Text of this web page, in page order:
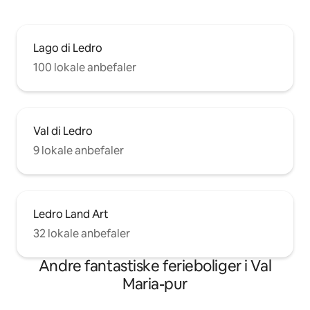
Lago di Ledro
100 lokale anbefaler
Val di Ledro
9 lokale anbefaler
Ledro Land Art
32 lokale anbefaler
Andre fantastiske ferieboliger i Val
Maria-pur